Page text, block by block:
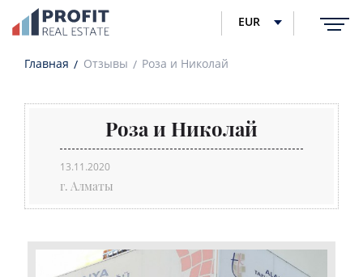
EUR
Главная Отзывы Роза и Николай
Роза и Николай
13.11.2020
г. Алматы